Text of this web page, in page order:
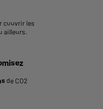
couvrir les
ailleurs.
de CO2